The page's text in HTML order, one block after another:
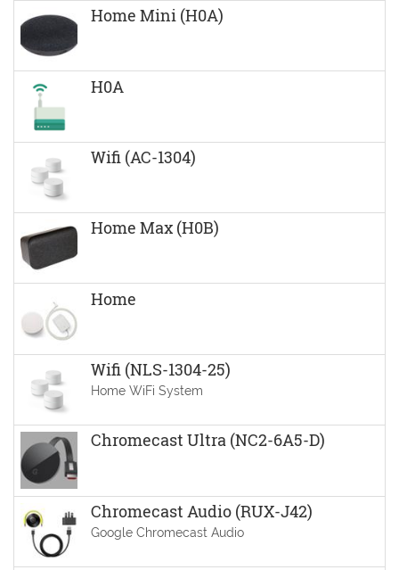
Home Mini (H0A)
H0A
Wifi (AC-1304)
Home Max (H0B)
Home
Wifi (NLS-1304-25)
Home WiFi System
Chromecast Ultra (NC2-6A5-D)
Chromecast Audio (RUX-J42)
Google Chromecast Audio